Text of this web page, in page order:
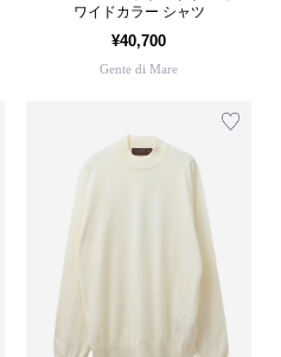
ワイドカラー シャツ
¥40,700
Gente di Mare